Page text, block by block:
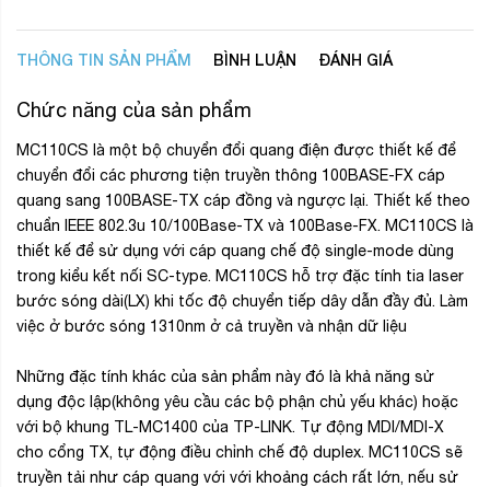
THÔNG TIN SẢN PHẨM BÌNH LUẬN ĐÁNH GIÁ
Chức năng của sản phẩm
MC110CS là một bộ chuyển đổi quang điện được thiết kế để
chuyển đổi các phương tiện truyền thông 100BASE-FX cáp
quang sang 100BASE-TX cáp đồng và ngược lại. Thiết kế theo
chuẩn IEEE 802.3u 10/100Base-TX và 100Base-FX. MC110CS là
thiết kế để sử dụng với cáp quang chế độ single-mode dùng
trong kiểu kết nối SC-type. MC110CS hỗ trợ đặc tính tia laser
bước sóng dài(LX) khi tốc độ chuyển tiếp dây dẫn đầy đủ. Làm
việc ở bước sóng 1310nm ở cả truyền và nhận dữ liệu
Những đặc tính khác của sản phẩm này đó là khả năng sử
dụng độc lập(không yêu cầu các bộ phận chủ yếu khác) hoặc
với bộ khung TL-MC1400 của TP-LINK. Tự động MDI/MDI-X
cho cổng TX, tự động điều chỉnh chế độ duplex. MC110CS sẽ
truyền tải như cáp quang với với khoảng cách rất lớn, nếu sử